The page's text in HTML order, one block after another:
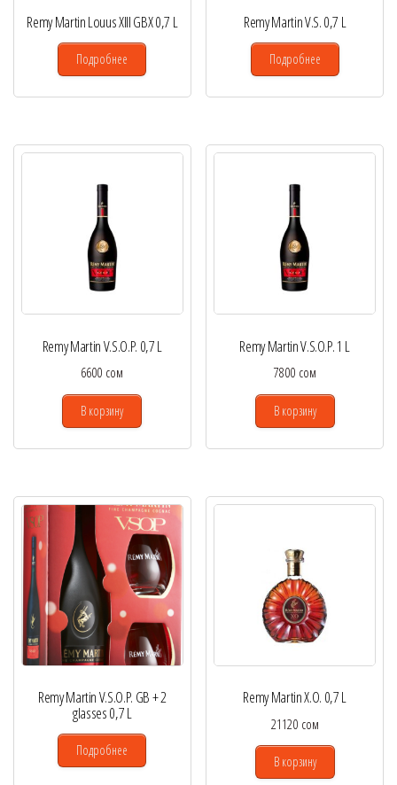
Remy Martin Louus XIII GBX 0,7 L
Подробнее
Remy Martin V.S. 0,7 L
Подробнее
Remy Martin V.S.O.P. 0,7 L
6600 сом
В корзину
Remy Martin V.S.O.P. 1 L
7800 сом
В корзину
Remy Martin V.S.O.P. GB + 2
glasses 0,7 L
Подробнее
Remy Martin X.O. 0,7 L
21120 сом
В корзину